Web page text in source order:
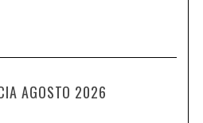
AGOSTO 2026